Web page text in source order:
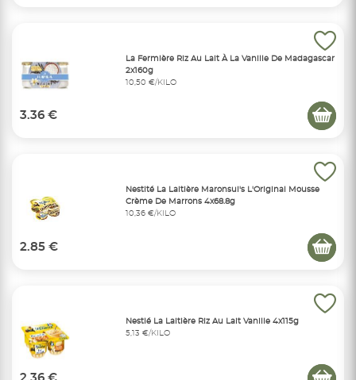
La Fermière Riz Au Lait À La Vanille De Madagascar
2x160g
10,50 €/KILO
3.36 €
Nestlté La Laitière Maronsui's L'Original Mousse
Crème De Marrons 4x68.8g
10,36 €/KILO
2.85 €
Nestlé La Laitière Riz Au Lait Vanille 4x115g
5,13 €/KILO